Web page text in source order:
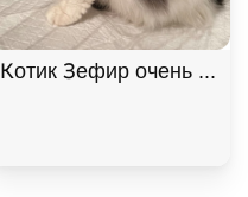
Котик Зефир очень